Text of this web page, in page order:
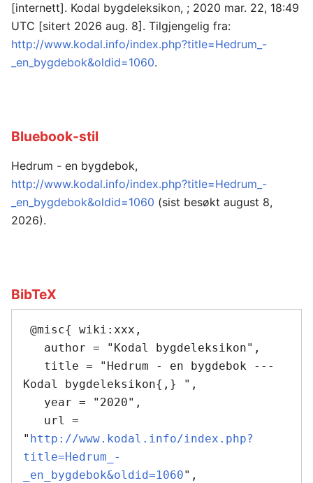
[internett]. Kodal bygdeleksikon, ; 2020 mar. 22, 18:49
UTC [sitert 2026 aug. 8]. Tilgjengelig fra:
http://www.kodal.info/index.php?title=Hedrum_-
_en_bygdebok&oldid=1060.
Bluebook-stil
Hedrum - en bygdebok,
http://www.kodal.info/index.php?title=Hedrum_-
_en_bygdebok&oldid=1060 (sist besøkt august 8,
2026).
BibTeX
Kodal bygdeleksikon{,} ",
" http://www.kodal.info/index.php?
title=Hedrum_-
_en_bygdebok&oldid=1060",